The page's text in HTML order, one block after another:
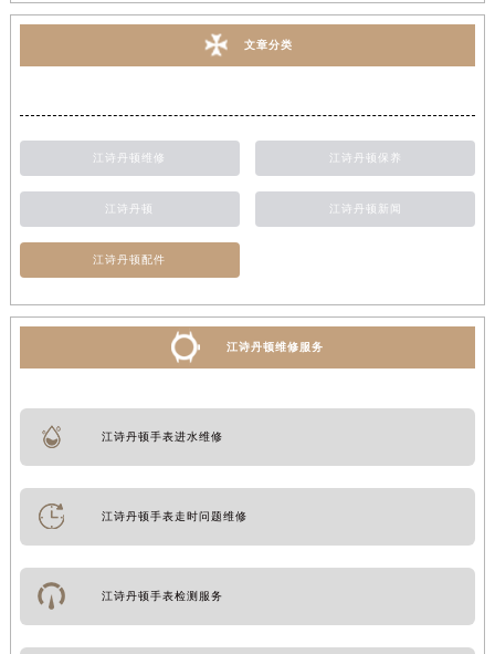
文章分类
江诗丹顿维修 江诗丹顿保养
江诗丹顿 江诗丹顿新闻
江诗丹顿配件
江诗丹顿维修服务
江诗丹顿手表进水维修
江诗丹顿手表走时问题维修
江诗丹顿手表检测服务